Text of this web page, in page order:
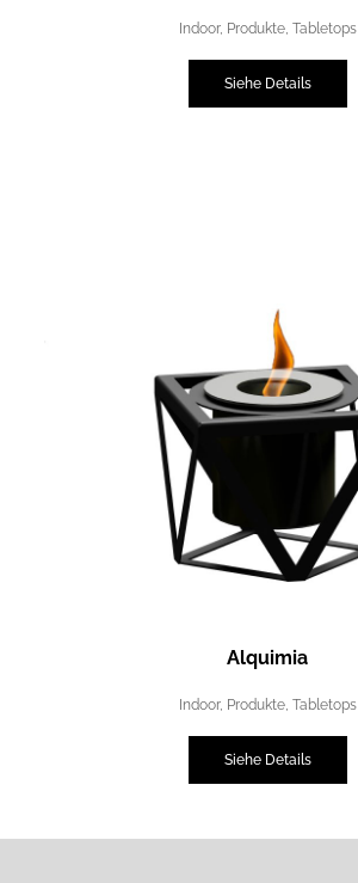
Indoor, Produkte, Tabletops
Siehe Details
Alquimia
Indoor, Produkte, Tabletops
Siehe Details